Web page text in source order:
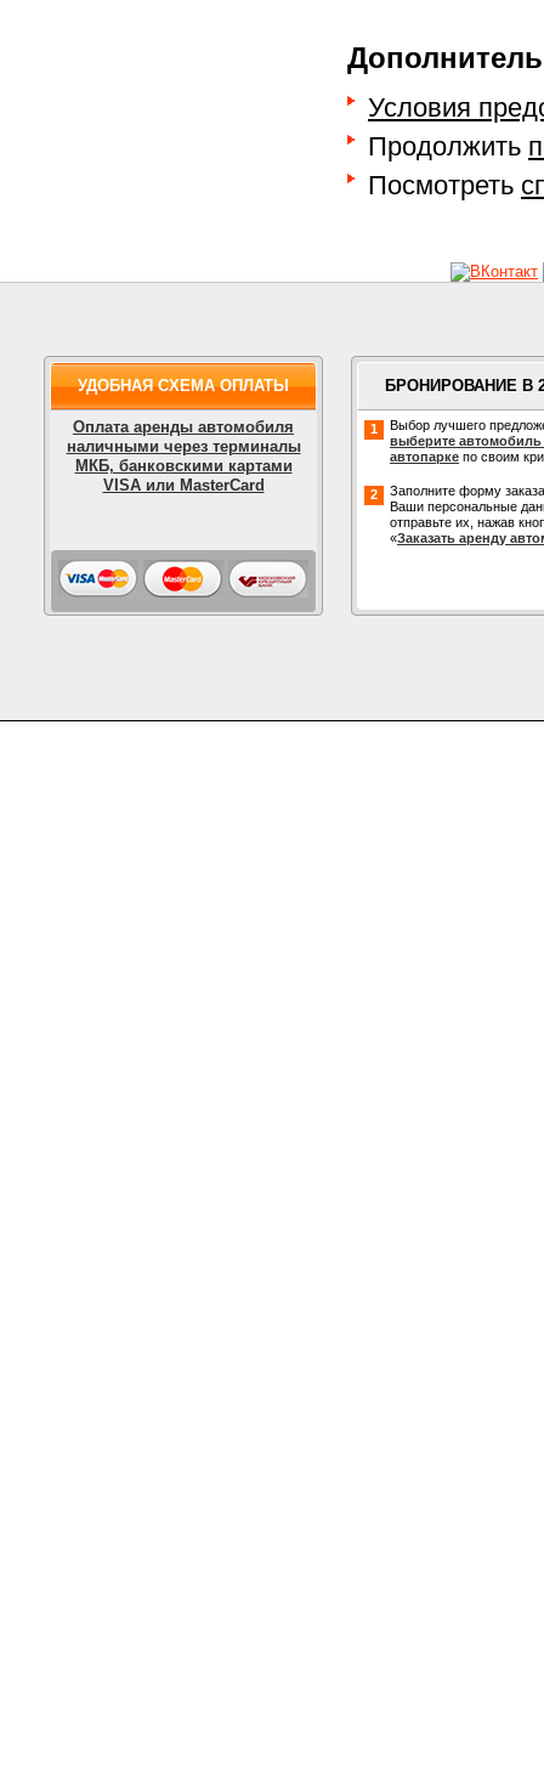
Условия
Продолжить
Посмотреть
УДОБНАЯ СХЕМА ОПЛАТЫ
Оплата аренды автомобиля
наличными через терминалы
МКБ, банковскими картами
VISA или MasterCard
БРОНИРОВАНИЕ В
1
Выбор лучшего
выберите
автопарке по своим
2
Заполните форму
Ваши персональные
отправьте их, нажав
«Заказать аренду